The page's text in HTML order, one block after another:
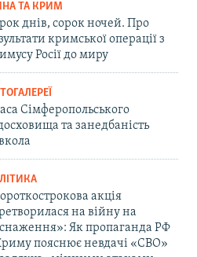
ТА КРИМ
днів, сорок ночей. Про
кримської операції з
Росії до миру
Сімферопольського
та занедбаність
акція
на війну на
Як пропаганда РФ
пояснює невдачі «СВО»